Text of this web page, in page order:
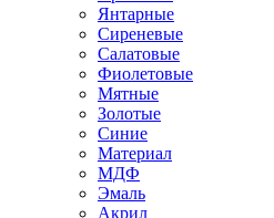
Янтарные
Сиреневые
Салатовые
Фиолетовые
Мятные
Золотые
Синие
Материал
МДФ
Эмаль
Акрил